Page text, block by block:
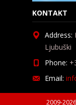
KONTAKT
Address:
Ljubuški
Phone:
Email:
2009-